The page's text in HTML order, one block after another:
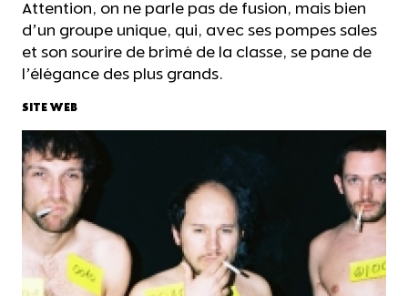
Attention, on ne parle pas de fusion, mais bien
d’un groupe unique, qui, avec ses pompes sales
et son sourire de brimé de la classe, se pane de
l’élégance des plus grands.
SITE WEB